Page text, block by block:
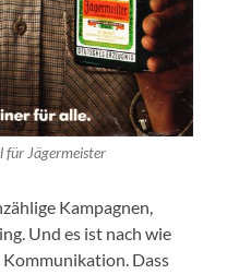
für Jägermeister
Kampagnen,
Und es ist nach wie
Dass